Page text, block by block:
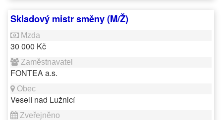
Skladový mistr směny (M/Ž)
30 000 Kč
FONTEA a.s.
Veselí nad Lužnicí